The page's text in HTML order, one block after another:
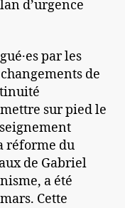
d’urgence
par les
de
sur pied le
réforme du
de Gabriel
a été
Cette